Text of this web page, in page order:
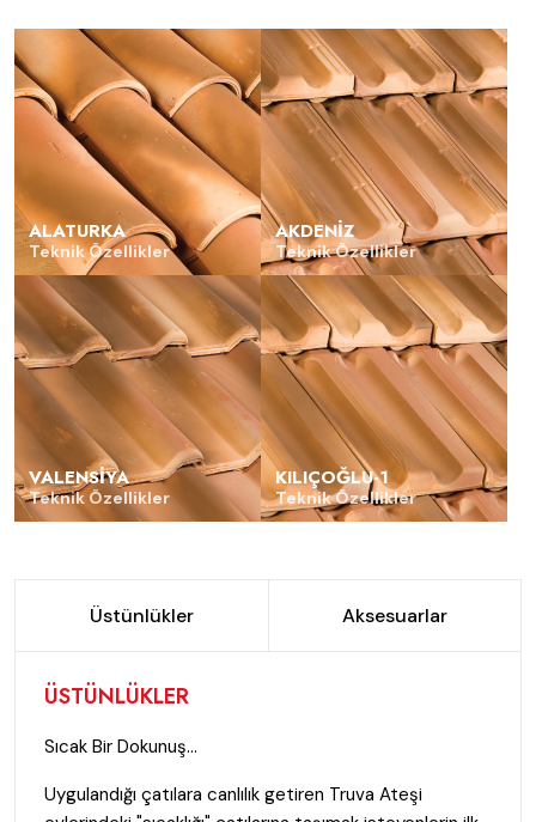
ALATURKA
Teknik Özellikler
AKDENIZ
Teknik Özellikler
VALENSIYA
Teknik Özellikler
KILIÇOĞLU-1
Teknik Özellikler
Üstünlükler Aksesuarlar
ÜSTÜNLÜKLER
Sıcak Bir Dokunuş…
Uygulandığı çatılara canlılık getiren Truva Ateşi